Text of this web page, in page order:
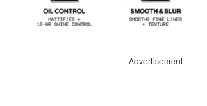
Advertisement